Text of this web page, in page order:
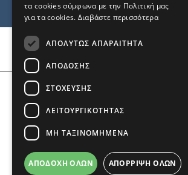
Αριθμός Πιστοποίησης
COPYRIGHT © 2026 Το Μανιφέστο
τα cookies σύμφωνα με την Πολιτική μας
για τα cookies. Διαβάστε περισσότερα
ΑΠΟΛΎΤΩΣ ΑΠΑΡΑΊΤΗΤΑ
ΑΠΌΔΟΣΗΣ
ΣΤΌΧΕΥΣΗΣ
ΛΕΙΤΟΥΡΓΙΚΌΤΗΤΑΣ
ΜΗ ΤΑΞΙΝΟΜΗΜΈΝΑ
ΑΠΟΔΟΧΉ ΌΛΩΝ ΑΠΌΡΡΙΨΗ ΌΛΩΝ